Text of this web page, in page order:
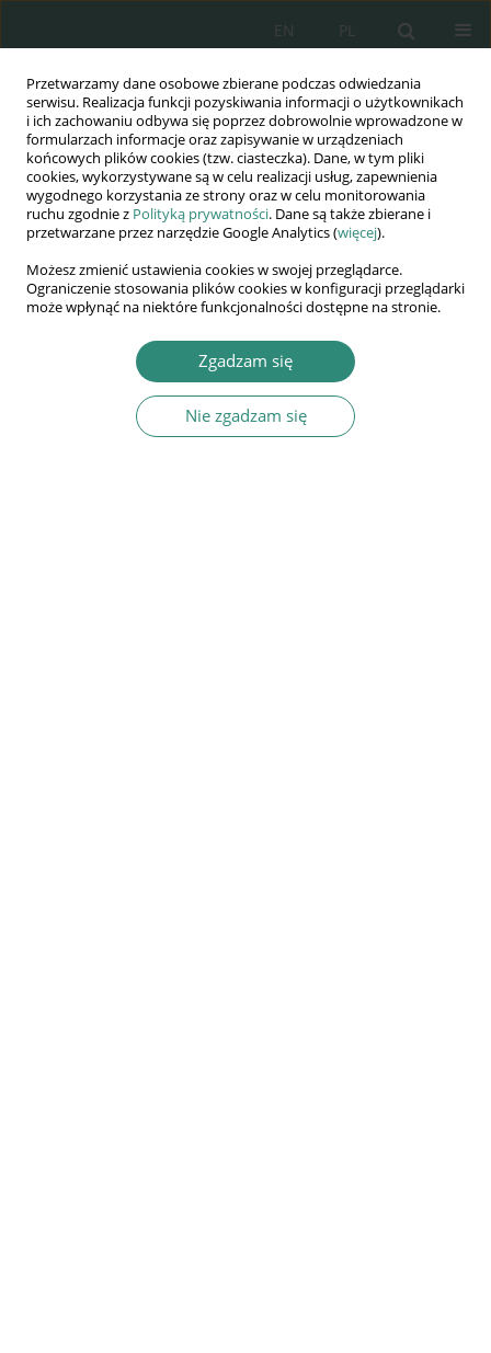
Przetwarzamy dane osobowe zbierane podczas odwiedzania
serwisu. Realizacja funkcji pozyskiwania informacji o użytkownikach
i ich zachowaniu odbywa się poprzez dobrowolnie wprowadzone w
formularzach informacje oraz zapisywanie w urządzeniach
końcowych plików cookies (tzw. ciasteczka). Dane, w tym pliki
cookies, wykorzystywane są w celu realizacji usług, zapewnienia
wygodnego korzystania ze strony oraz w celu monitorowania
ruchu zgodnie z Polityką prywatności. Dane są także zbierane i
przetwarzane przez narzędzie Google Analytics (więcej).
Możesz zmienić ustawienia cookies w swojej przeglądarce.
Ograniczenie stosowania plików cookies w konfiguracji przeglądarki
może wpłynąć na niektóre funkcjonalności dostępne na stronie.
Zgadzam się
Nie zgadzam się
PL
EN
Wydawnictwo
AWSGE
Akademia Nauk Stosowanych
WSGE
im. Alcide De Gasperi
Czesław Parka
Elementy psychologii społecznej